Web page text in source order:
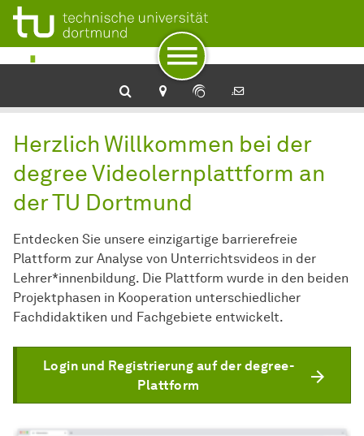
Zur Navigation
Zum Schnellzugriff
Zum Fuß der Seite mit weiteren Services
Zum Inhalt
Zur Startseite
Herzlich Willkommen bei der
degree Videolernplattform an
der TU Dortmund
Entdecken Sie unsere einzigartige barrierefreie
Plattform zur Analyse von Unterrichtsvideos in der
Lehrer*innenbildung. Die Plattform wurde in den beiden
Projektphasen in Kooperation unterschiedlicher
Fachdidaktiken und Fachgebiete entwickelt.
Login und Registrierung auf der degree-
Plattform